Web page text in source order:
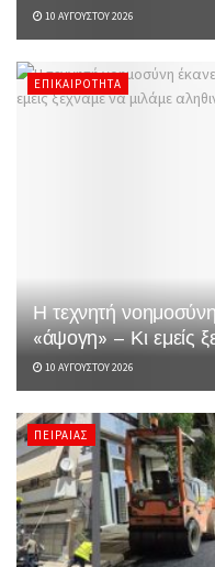
10 ΑΥΓΟΎΣΤΟΥ 2026
ΕΠΙΚΑΙΡΌΤΗΤΑ
Η τεχνητή
«άψογη» – Κι εμείς
10 ΑΥΓΟΎΣΤΟΥ 2026
ΠΕΙΡΑΙΆΣ